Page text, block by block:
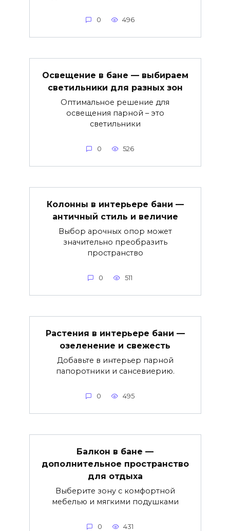
0 496
Освещение в бане — выбираем
светильники для разных зон
Оптимальное решение для
освещения парной – это
светильники
0 526
Колонны в интерьере бани —
античный стиль и величие
Выбор арочных опор может
значительно преобразить
пространство
0 511
Растения в интерьере бани —
озеленение и свежесть
Добавьте в интерьер парной
папоротники и сансевиерию.
0 495
Балкон в бане —
дополнительное пространство
для отдыха
Выберите зону с комфортной
мебелью и мягкими подушками
0 431